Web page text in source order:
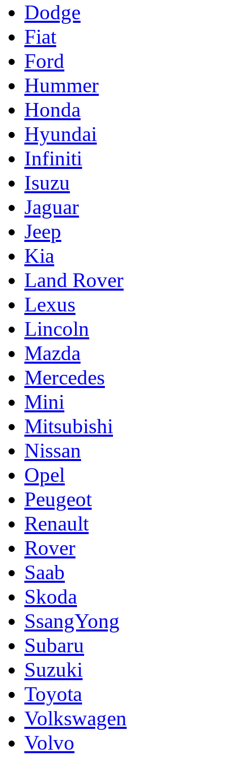
Dodge
Fiat
Ford
Hummer
Honda
Hyundai
Infiniti
Isuzu
Jaguar
Jeep
Kia
Land Rover
Lexus
Lincoln
Mazda
Mercedes
Mini
Mitsubishi
Nissan
Opel
Peugeot
Renault
Rover
Saab
Skoda
SsangYong
Subaru
Suzuki
Toyota
Volkswagen
Volvo